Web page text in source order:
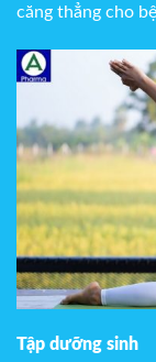
căng thẳng cho
Tập dưỡng sinh